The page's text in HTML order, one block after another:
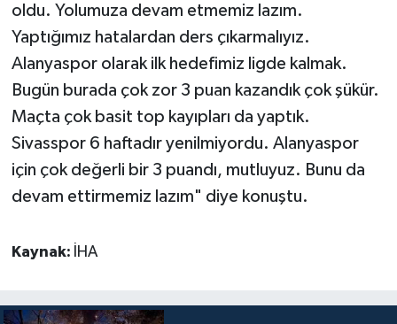
oldu. Yolumuza devam etmemiz lazım.
Yaptığımız hatalardan ders çıkarmalıyız.
Alanyaspor olarak ilk hedefimiz ligde kalmak.
Bugün burada çok zor 3 puan kazandık çok şükür.
Maçta çok basit top kayıpları da yaptık.
Sivasspor 6 haftadır yenilmiyordu. Alanyaspor
için çok değerli bir 3 puandı, mutluyuz. Bunu da
devam ettirmemiz lazım" diye konuştu.
Kaynak: İHA